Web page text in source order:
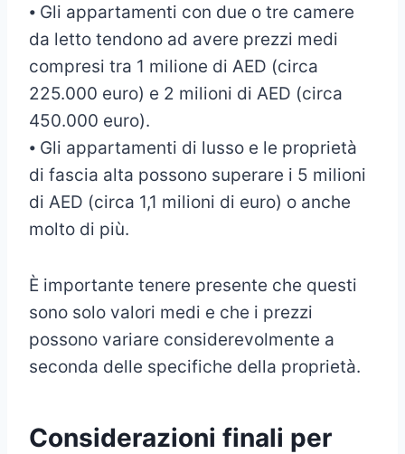
⦁ Gli appartamenti con due o tre camere
da letto tendono ad avere prezzi medi
compresi tra 1 milione di AED (circa
225.000 euro) e 2 milioni di AED (circa
450.000 euro).
⦁ Gli appartamenti di lusso e le proprietà
di fascia alta possono superare i 5 milioni
di AED (circa 1,1 milioni di euro) o anche
molto di più.
È importante tenere presente che questi
sono solo valori medi e che i prezzi
possono variare considerevolmente a
seconda delle specifiche della proprietà.
Considerazioni finali per